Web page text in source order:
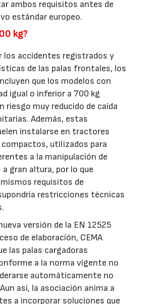
ambos requisitos antes de
estándar europeo.
kg?
los accidentes registrados y
de las palas frontales, los
que los modelos con
igual o inferior a 700 kg
riesgo muy reducido de caída
Además, estas
instalarse en tractores
utilizados para
a la manipulación de
a gran altura, por lo que
requisitos de
restricciones técnicas
versión de la EN 12525
de elaboración, CEMA
las palas cargadoras
a la norma vigente no
automáticamente no
así, la asociación anima a
a incorporar soluciones que